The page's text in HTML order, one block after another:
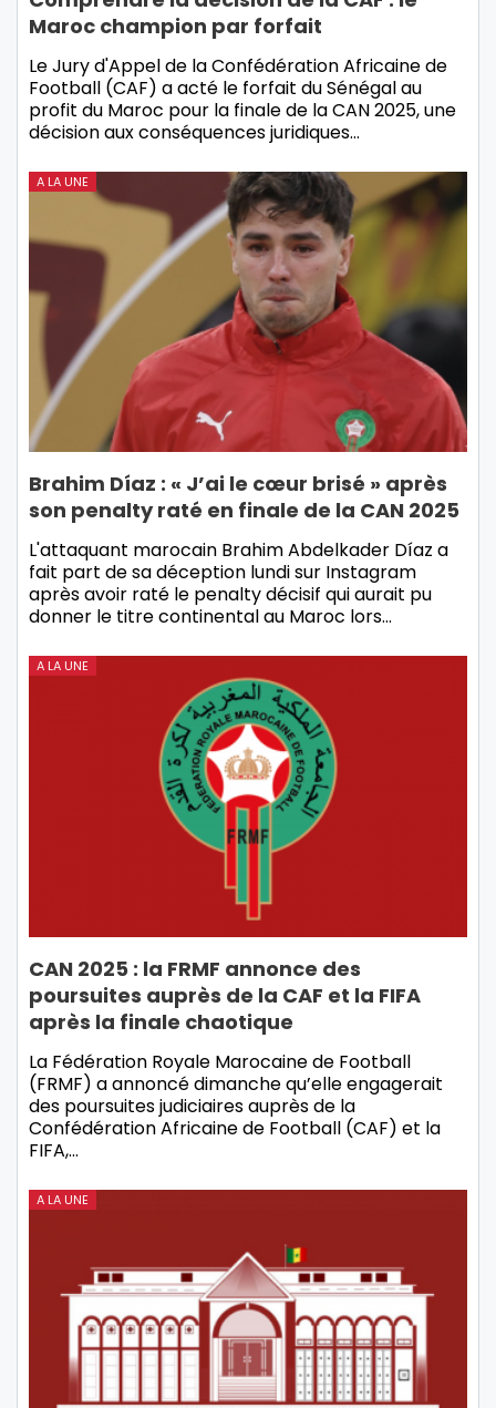
Maroc champion par forfait
Le Jury d'Appel de la Confédération Africaine de
Football (CAF) a acté le forfait du Sénégal au
profit du Maroc pour la finale de la CAN 2025, une
décision aux conséquences juridiques…
A LA UNE
Brahim Díaz : « J’ai le cœur brisé » après
son penalty raté en finale de la CAN 2025
L'attaquant marocain Brahim Abdelkader Díaz a
fait part de sa déception lundi sur Instagram
après avoir raté le penalty décisif qui aurait pu
donner le titre continental au Maroc lors…
A LA UNE
CAN 2025 : la FRMF annonce des
poursuites auprès de la CAF et la FIFA
après la finale chaotique
La Fédération Royale Marocaine de Football
(FRMF) a annoncé dimanche qu’elle engagerait
des poursuites judiciaires auprès de la
Confédération Africaine de Football (CAF) et la
FIFA,…
A LA UNE